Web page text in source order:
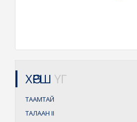
ХӨРШ ҮГ
ТААМТАЙ
ТАЛААН II